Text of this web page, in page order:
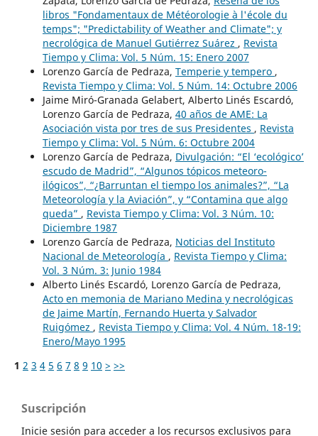
libros "Fondamentaux de Météorologie à l'école du
temps"; "Predictability of Weather and Climate"; y
necrológica de Manuel Gutiérrez Suárez , Revista
Tiempo y Clima: Vol. 5 Núm. 15: Enero 2007
Lorenzo García de Pedraza, Temperie y tempero ,
Revista Tiempo y Clima: Vol. 5 Núm. 14: Octubre 2006
Jaime Miró-Granada Gelabert, Alberto Linés Escardó,
Lorenzo García de Pedraza, 40 años de AME: La
Asociación vista por tres de sus Presidentes , Revista
Tiempo y Clima: Vol. 5 Núm. 6: Octubre 2004
Lorenzo García de Pedraza, Divulgación: “El ‘ecológico’
escudo de Madrid”, “Algunos tópicos meteoro-
ilógicos”, “¿Barruntan el tiempo los animales?”, “La
Meteorología y la Aviación”, y “Contamina que algo
queda” , Revista Tiempo y Clima: Vol. 3 Núm. 10:
Diciembre 1987
Lorenzo García de Pedraza, Noticias del Instituto
Nacional de Meteorología , Revista Tiempo y Clima:
Vol. 3 Núm. 3: Junio 1984
Alberto Linés Escardó, Lorenzo García de Pedraza,
Acto en memonia de Mariano Medina y necrológicas
de Jaime Martín, Fernando Huerta y Salvador
Ruigómez , Revista Tiempo y Clima: Vol. 4 Núm. 18-19:
Enero/Mayo 1995
1 2 3 4 5 6 7 8 9 10 > >>
Suscripción
Inicie sesión para acceder a los recursos exclusivos para